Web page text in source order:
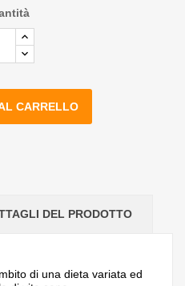
CARRELLO
DEL PRODOTTO
di una dieta variata ed